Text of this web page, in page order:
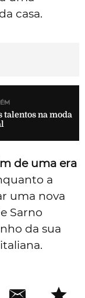
casa.
talentos na moda
de uma era
a
uma nova
Sarno
da sua